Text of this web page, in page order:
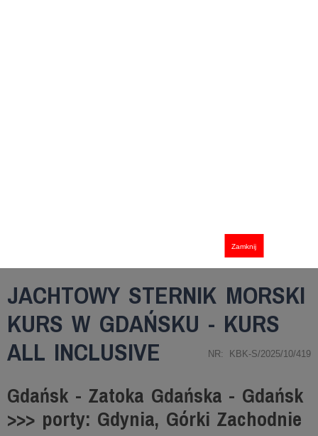
Zamknij
JACHTOWY STERNIK MORSKI
KURS W GDAŃSKU - KURS
ALL INCLUSIVE
NR: KBK-S/2025/10/419
Gdańsk - Zatoka Gdańska - Gdańsk
>>> porty: Gdynia, Górki Zachodnie